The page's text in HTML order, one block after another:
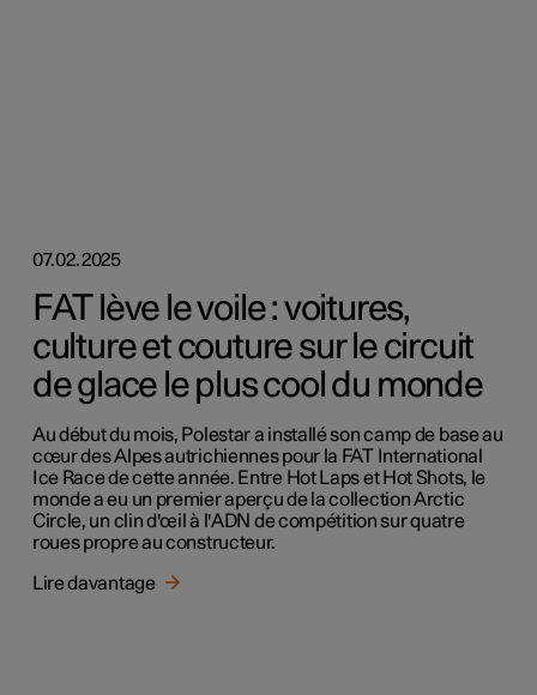
07.02.2025
FAT lève le voile : voitures,
culture et couture sur le circuit
de glace le plus cool du monde
Au début du mois, Polestar a installé son camp de base au
cœur des Alpes autrichiennes pour la FAT International
Ice Race de cette année. Entre Hot Laps et Hot Shots, le
monde a eu un premier aperçu de la collection Arctic
Circle, un clin d'œil à l'ADN de compétition sur quatre
roues propre au constructeur.
Lire davantage